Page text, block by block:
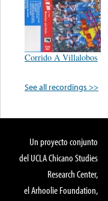
Corrido A Villalobos
See all recordings >>
Un proyecto conjunto
del UCLA Chicano Studies
Research Center,
el Arhoolie Foundation,